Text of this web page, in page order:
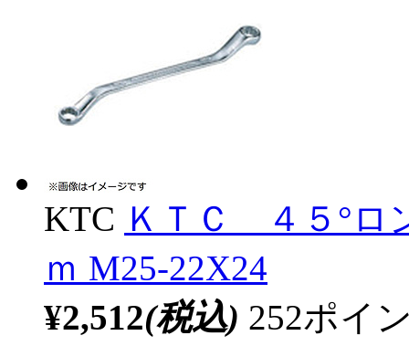
KTC ＫＴＣ ４５°ロ
ｍ M25-22X24
¥2,512(税込) 252ポイ